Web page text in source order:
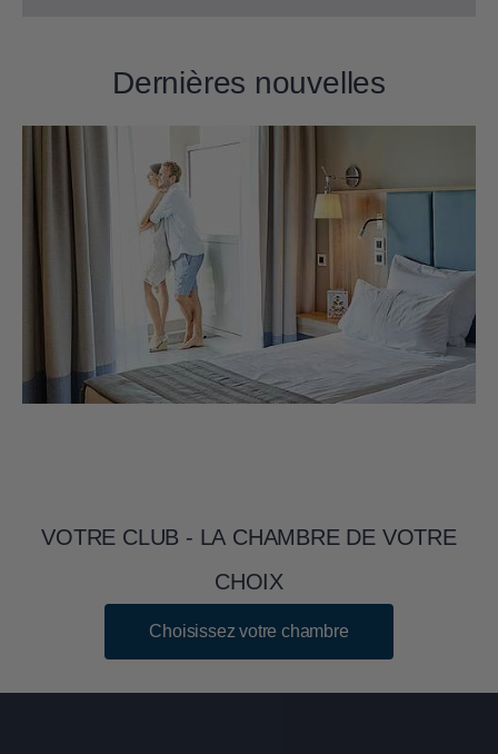
Dernières nouvelles
VOTRE CLUB - LA CHAMBRE DE VOTRE
CHOIX
Choisissez votre chambre